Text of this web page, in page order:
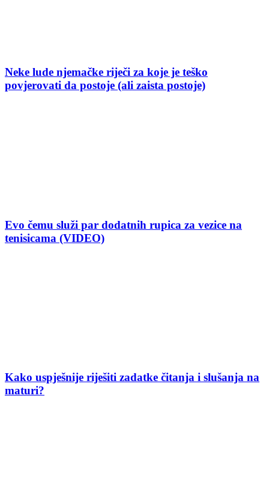
Neke lude njemačke riječi za koje je teško
povjerovati da postoje (ali zaista postoje)
Evo čemu služi par dodatnih rupica za vezice na
tenisicama (VIDEO)
Kako uspješnije riješiti zadatke čitanja i slušanja na
maturi?